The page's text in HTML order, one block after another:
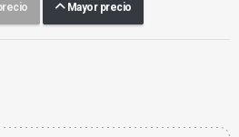
Mayor precio